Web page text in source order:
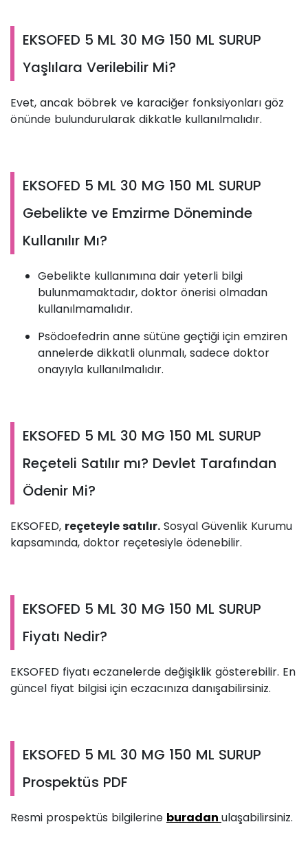
EKSOFED 5 ML 30 MG 150 ML SURUP
Yaşlılara Verilebilir Mi?
Evet, ancak böbrek ve karaciğer fonksiyonları göz
önünde bulundurularak dikkatle kullanılmalıdır.
EKSOFED 5 ML 30 MG 150 ML SURUP
Gebelikte ve Emzirme Döneminde
Kullanılır Mı?
Gebelikte kullanımına dair yeterli bilgi
bulunmamaktadır, doktor önerisi olmadan
kullanılmamalıdır.
Psödoefedrin anne sütüne geçtiği için emziren
annelerde dikkatli olunmalı, sadece doktor
onayıyla kullanılmalıdır.
EKSOFED 5 ML 30 MG 150 ML SURUP
Reçeteli Satılır mı? Devlet Tarafından
Ödenir Mi?
EKSOFED, reçeteyle satılır. Sosyal Güvenlik Kurumu
kapsamında, doktor reçetesiyle ödenebilir.
EKSOFED 5 ML 30 MG 150 ML SURUP
Fiyatı Nedir?
EKSOFED fiyatı eczanelerde değişiklik gösterebilir. En
güncel fiyat bilgisi için eczacınıza danışabilirsiniz.
EKSOFED 5 ML 30 MG 150 ML SURUP
Prospektüs PDF
Resmi prospektüs bilgilerine buradan ulaşabilirsiniz.